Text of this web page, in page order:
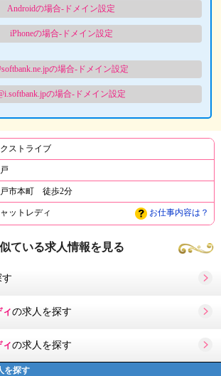
Androidの場合-ドメイン設定
iPhoneの場合-ドメイン設定
の場合-ドメイン設定
の場合-ドメイン設定
ストライブ
市本町 徒歩2分
ットレディ お仕事内容は？
似ている求人情報を見る
の求人を探す
の求人を探す
を探す